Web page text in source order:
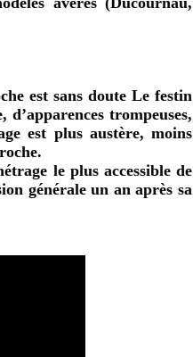
est sans doute Le festin
trompeuses,
est plus austère, moins
le plus accessible de
générale un an après sa